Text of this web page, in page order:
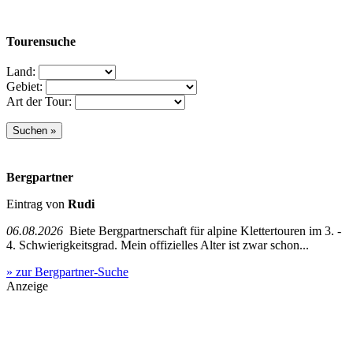
Tourensuche
Land:
Gebiet:
Art der Tour:
Bergpartner
Eintrag von Rudi
06.08.2026 Biete Bergpartnerschaft für alpine Klettertouren im 3. -
4. Schwierigkeitsgrad. Mein offizielles Alter ist zwar schon...
» zur Bergpartner-Suche
Anzeige